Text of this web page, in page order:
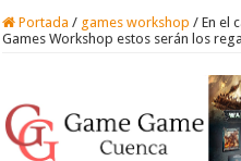
Portada / games workshop / En el
Games Workshop estos serán los